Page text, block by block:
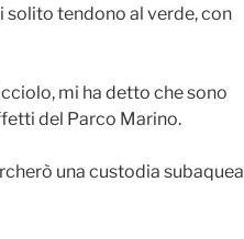
solito tendono al verde, con
mi ha detto che sono
del Parco Marino.
una custodia subaquea